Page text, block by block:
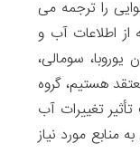
را ترجمه می
اطلاعات آب و
جمله زبان یوروبا، سومالی،
هستیم، گروه
تغییرات آب
منابع مورد نیاز